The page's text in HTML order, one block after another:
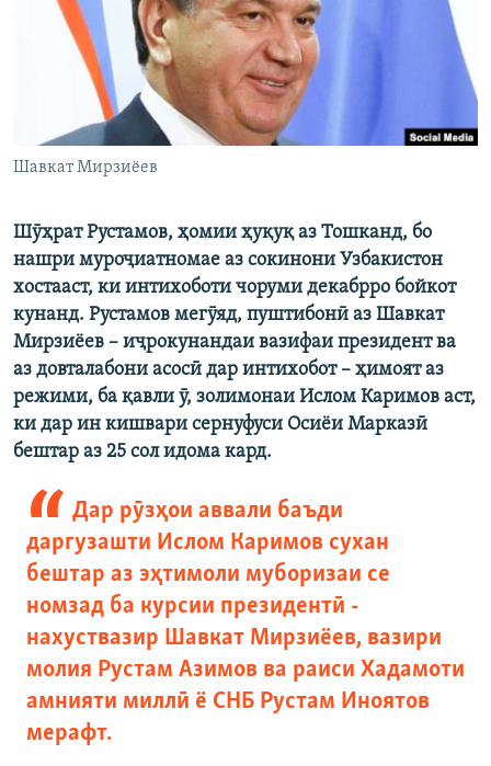
ГУЗОРИШҲОИ РАДИОӢ
Русский
ПАЙГИРӢ КУНЕД
Ҳамаи сомонаҳои RFE/RL
Шавкат Мирзиёев
Шӯҳрат Рустамов, ҳомии ҳуқуқ аз Тошканд, бо
нашри муроҷиатномае аз сокинони Узбакистон
хостааст, ки интихоботи чоруми декабрро бойкот
кунанд. Рустамов мегӯяд, пуштибонӣ аз Шавкат
Мирзиёев – иҷрокунандаи вазифаи президент ва
аз довталабони асосӣ дар интихобот – ҳимоят аз
режими, ба қавли ӯ, золимонаи Ислом Каримов аст,
ки дар ин кишвари сернуфуси Осиёи Марказӣ
бештар аз 25 сол идома кард.
Дар рӯзҳои аввали баъди
даргузашти Ислом Каримов сухан
бештар аз эҳтимоли муборизаи се
номзад ба курсии президентӣ -
нахуствазир Шавкат Мирзиёев, вазири
молия Рустам Азимов ва раиси Хадамоти
амнияти миллӣ ё СНБ Рустам Иноятов
мерафт.